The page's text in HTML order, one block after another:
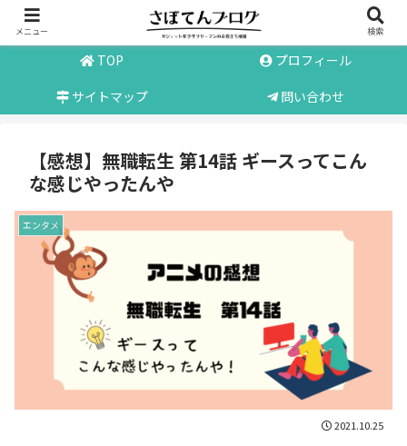
TOP
プロフィール
サイトマップ
問い合わせ
【感想】無職転生 第14話 ギースってこん
な感じやったんや
エンタメ
2021.10.25
メニュー 検索